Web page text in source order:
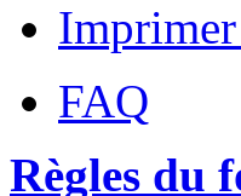
FAQ
Règles du